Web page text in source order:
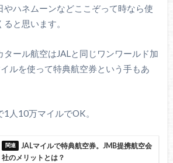
やハネムーンなどここぞって時なら使
と思います。
タール航空はJALと同じワンワールド加
ルを使って特典航空券という手もあ
人10万マイルでOK。
JALマイルで特典航空券。JMB提携航空会
社のメリットとは？